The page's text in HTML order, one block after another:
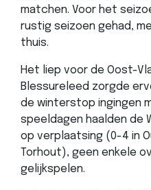
matchen. Voor het
rustig seizoen gehad,
thuis.
Het liep voor de Oost-
Blessureleed zorgde
de winterstop ingingen
speeldagen haalden de
op verplaatsing (0-4 in
Torhout), geen enkele
gelijkspelen.